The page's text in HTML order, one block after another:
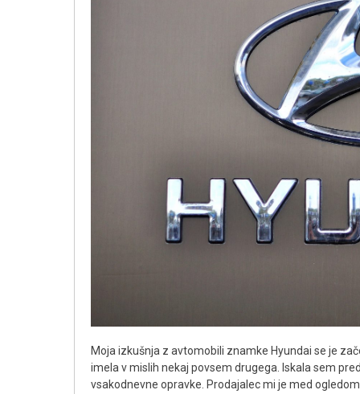
Moja izkušnja z avtomobili znamke Hyundai se je
imela v mislih nekaj povsem drugega. Iskala sem
vsakodnevne opravke. Prodajalec mi je med